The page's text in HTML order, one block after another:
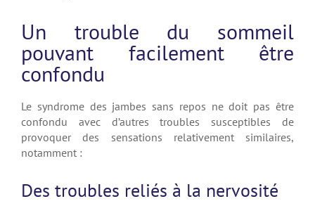
Un trouble du sommeil
pouvant facilement être
confondu
Le syndrome des jambes sans repos ne doit pas être
confondu avec d’autres troubles susceptibles de
provoquer des sensations relativement similaires,
notamment :
Des troubles reliés à la nervosité